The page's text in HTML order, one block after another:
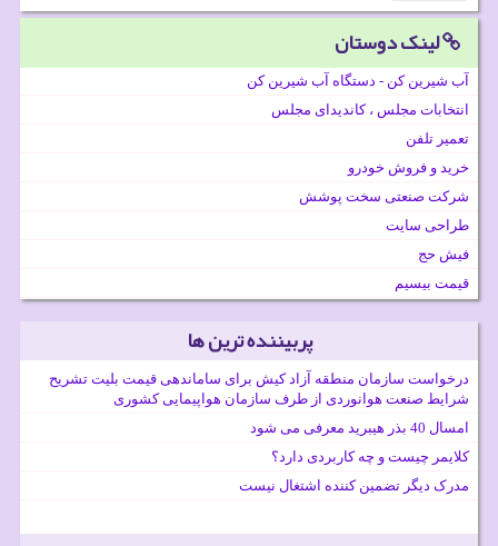
لینک دوستان
آب شیرین کن - دستگاه آب شیرین کن
انتخابات مجلس ، کاندیدای مجلس
تعمیر تلفن
خرید و فروش خودرو
شرکت صنعتی سخت پوشش
طراحی سایت
فیش حج
قیمت بیسیم
پربیننده ترین ها
درخواست سازمان منطقه آزاد کیش برای ساماندهی قیمت بلیت تشریح
شرایط صنعت هوانوردی از طرف سازمان هواپیمایی کشوری
امسال 40 بذر هیبرید معرفی می شود
کلایمر چیست و چه کاربردی دارد؟
مدرک دیگر تضمین کننده اشتغال نیست